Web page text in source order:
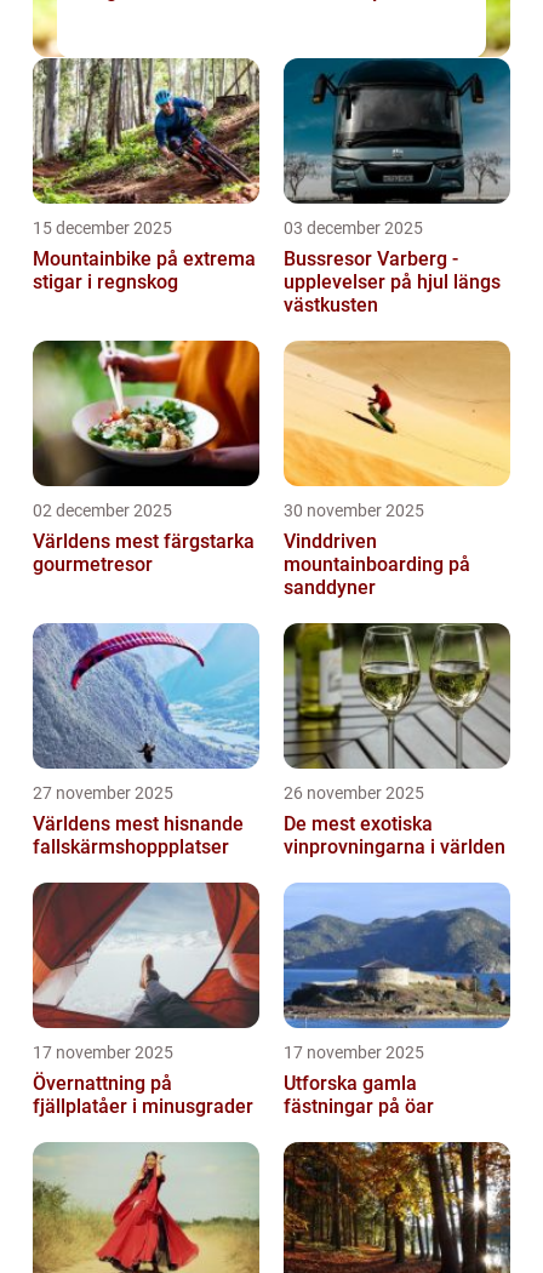
15 december 2025
Mountainbike på extrema
stigar i regnskog
03 december 2025
Bussresor Varberg -
upplevelser på hjul längs
västkusten
02 december 2025
Världens mest färgstarka
gourmetresor
30 november 2025
Vinddriven
mountainboarding på
sanddyner
27 november 2025
Världens mest hisnande
fallskärmshoppplatser
26 november 2025
De mest exotiska
vinprovningarna i världen
17 november 2025
Övernattning på
fjällplatåer i minusgrader
17 november 2025
Utforska gamla
fästningar på öar